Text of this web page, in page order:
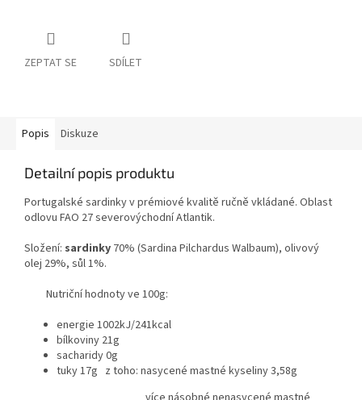
ZEPTAT SE SDÍLET
Popis Diskuze
Detailní popis produktu
Portugalské sardinky v prémiové kvalitě ručně vkládané. Oblast
odlovu FAO 27 severovýchodní Atlantik.
Složení: sardinky 70% (Sardina Pilchardus Walbaum), olivový
olej 29%, sůl 1%.
Nutriční hodnoty ve 100g:
energie 1002kJ/241kcal
bílkoviny 21g
sacharidy 0g
tuky 17g z toho: nasycené mastné kyseliny 3,58g